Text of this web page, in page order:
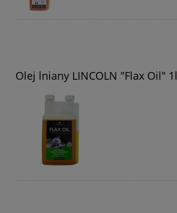
Olej lniany LINCOLN "Flax Oil" 1l